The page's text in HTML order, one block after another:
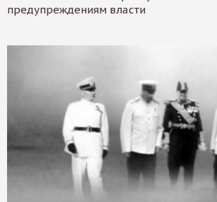
предупреждениям власти